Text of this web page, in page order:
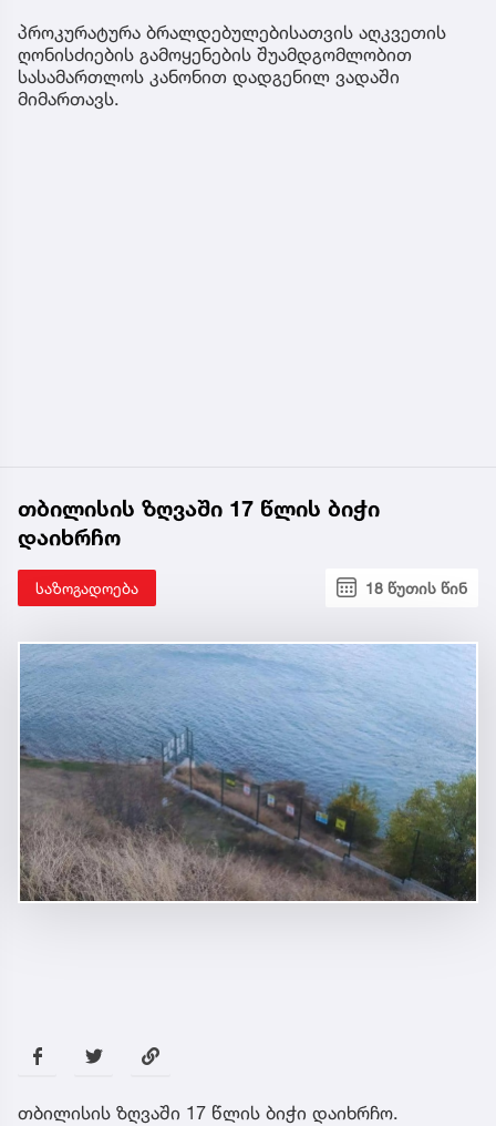
პროკურატურა ბრალდებულებისათვის აღკვეთის
ღონისძიების გამოყენების შუამდგომლობით
სასამართლოს კანონით დადგენილ ვადაში
მიმართავს.
თბილისის ზღვაში 17 წლის ბიჭი
დაიხრჩო
საზოგადოება 18 წუთის წინ
თბილისის ზღვაში 17 წლის ბიჭი დაიხრჩო.